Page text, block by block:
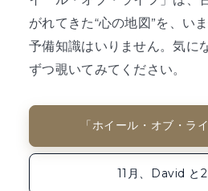
がれてきた“心の地図”を、い
予備知識はいりません。気に
ずつ覗いてみてください。
「ホイール・オブ・ラ
11月、David と